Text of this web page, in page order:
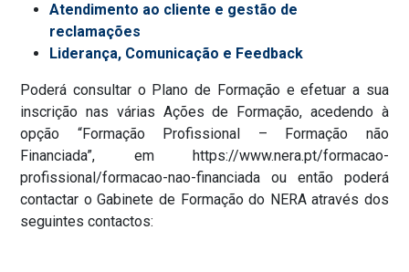
Atendimento ao cliente e gestão de
reclamações
Liderança, Comunicação e Feedback
Poderá consultar o Plano de Formação e efetuar a sua
inscrição nas várias Ações de Formação, acedendo à
opção “Formação Profissional – Formação não
Financiada”, em https://www.nera.pt/formacao-
profissional/formacao-nao-financiada ou então poderá
contactar o Gabinete de Formação do NERA através dos
seguintes contactos: